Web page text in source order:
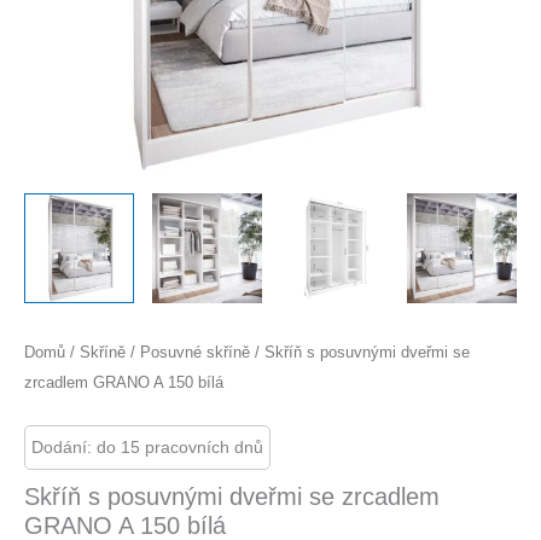
Domů / Skříně / Posuvné skříně / Skříň s posuvnými dveřmi se
zrcadlem GRANO A 150 bílá
Dodání: do 15 pracovních dnů
Skříň s posuvnými dveřmi se zrcadlem
GRANO A 150 bílá